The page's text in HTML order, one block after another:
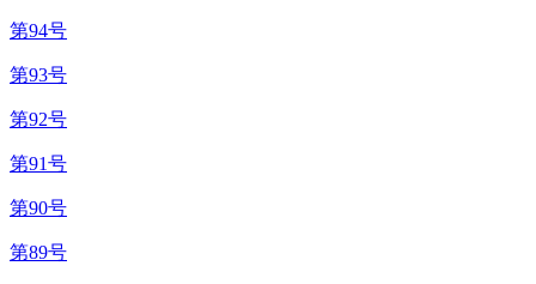
第94号
第93号
第92号
第91号
第90号
第89号